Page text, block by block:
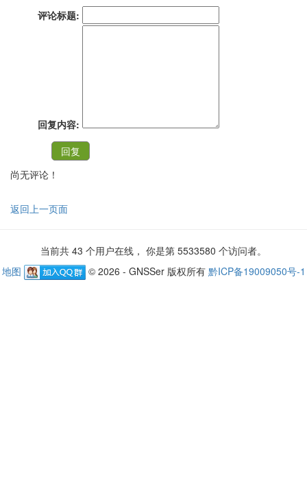
评论标题:
回复内容:
尚无评论！
返回上一页面
当前共 43 个用户在线， 你是第 5533580 个访问者。
地图
© 2026 - GNSSer 版权所有 黔ICP备19009050号-1